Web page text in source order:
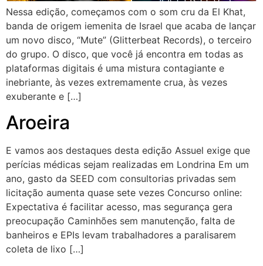
Nessa edição, começamos com o som cru da El Khat,
banda de origem iemenita de Israel que acaba de lançar
um novo disco, “Mute” (Glitterbeat Records), o terceiro
do grupo. O disco, que você já encontra em todas as
plataformas digitais é uma mistura contagiante e
inebriante, às vezes extremamente crua, às vezes
exuberante e […]
Aroeira
E vamos aos destaques desta edição Assuel exige que
perícias médicas sejam realizadas em Londrina Em um
ano, gasto da SEED com consultorias privadas sem
licitação aumenta quase sete vezes Concurso online:
Expectativa é facilitar acesso, mas segurança gera
preocupação Caminhões sem manutenção, falta de
banheiros e EPIs levam trabalhadores a paralisarem
coleta de lixo […]